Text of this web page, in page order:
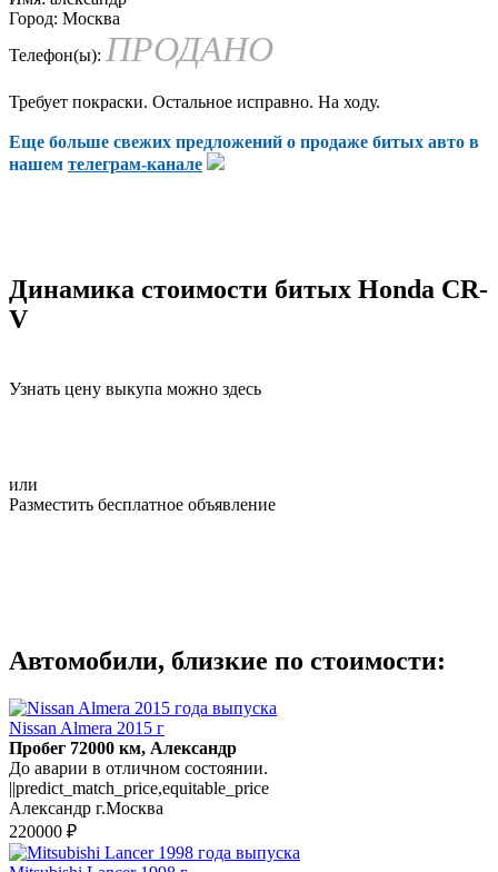
Город: Москва
Телефон(ы): ПРОДАНО
Требует покраски. Остальное исправно. На ходу.
Еще больше свежих предложений о продаже битых авто в
нашем телеграм-канале
Динамика стоимости битых Honda CR-
V
Узнать цену выкупа можно здесь
или
Разместить бесплатное объявление
Автомобили, близкие по стоимости:
Nissan Almera 2015 г
Пробег 72000 км, Александр
До аварии в отличном состоянии.
||predict_match_price,equitable_price
Александр г.Москва
220000 ₽